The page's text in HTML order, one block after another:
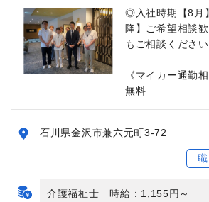
◎入社時期【8月
降】ご希望相談
もご相談ください
《マイカー通勤
無料
石川県金沢市兼六元町3-72
介護福祉士 時給：1,155円～